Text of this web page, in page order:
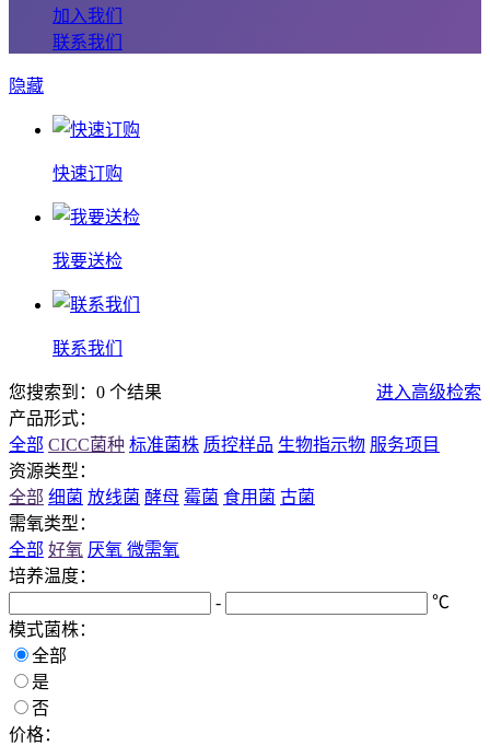
加入我们
联系我们
隐藏
快速订购
我要送检
联系我们
您搜索到：0 个结果
进入高级检索
产品形式：
全部 CICC菌种 标准菌株 质控样品 生物指示物 服务项目
资源类型：
全部 细菌 放线菌 酵母 霉菌 食用菌 古菌
需氧类型：
全部 好氧 厌氧 微需氧
培养温度：
-
℃
模式菌株：
全部
是
否
价格：